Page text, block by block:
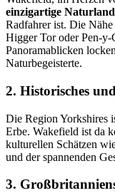
einzigartige
Radfahrer ist. Die
Higger Tor oder Pen-y-
Panoramablicken
Naturbegeisterte.
2. Historisches
Die Region Yorkshires
Erbe. Wakefield ist da
kulturellen Schätzen
und der spannenden
3.